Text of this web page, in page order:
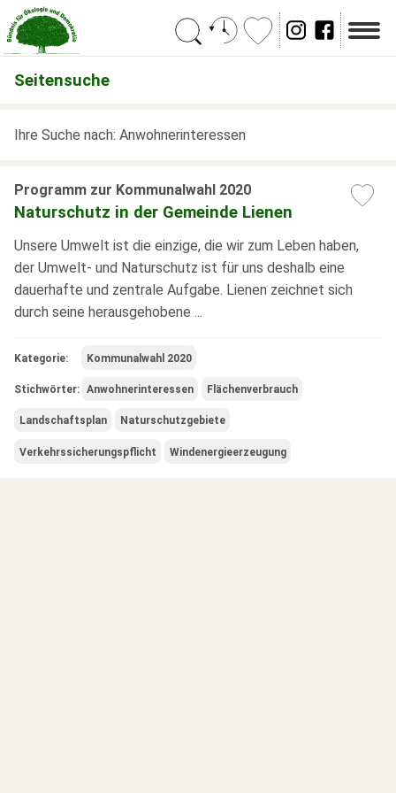
Suchen
Seitensuche
Ihre Suche nach: Anwohnerinteressen
Programm zur Kommunalwahl 2020
Naturschutz in der Gemeinde Lienen
Unsere Umwelt ist die einzige, die wir zum Leben haben,
der Umwelt- und Naturschutz ist für uns deshalb eine
dauerhafte und zentrale Aufgabe. Lienen zeichnet sich
durch seine herausgehobene ...
Kategorie: Kommunalwahl 2020
Stichwörter: Anwohnerinteressen Flächenverbrauch
Landschaftsplan Naturschutzgebiete
Verkehrssicherungspflicht Windenergieerzeugung